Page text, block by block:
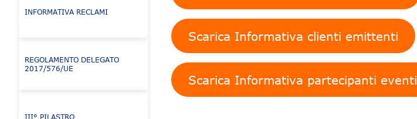
INFORMATIVA RECLAMI
REGOLAMENTO DELEGATO
2017/576/UE
III° PILASTRO
Scarica Informativa clienti emittenti
Scarica Informativa partecipanti eventi